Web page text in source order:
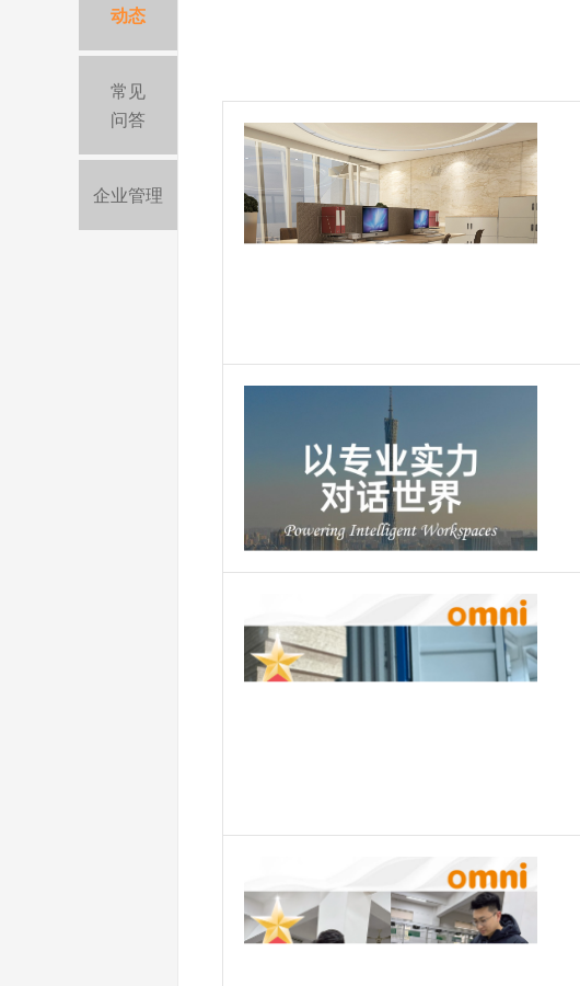
动态
常见
问答
企业管理